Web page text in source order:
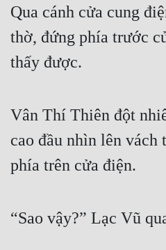
Qua cánh cửa cung
thờ, đứng phía trước
thấy được.
Vân Thí Thiên đột
cao đầu nhìn lên vách
phía trên cửa điện.
“Sao vậy?” Lạc Vũ